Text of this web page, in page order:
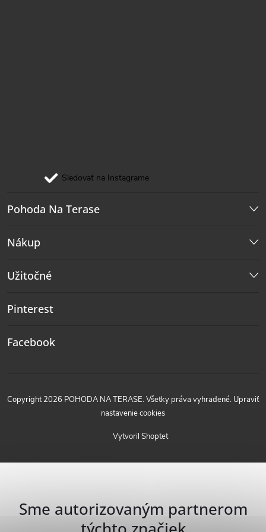
Sledovať na Instagrame
Pohoda Na Terase
Nákup
Užitočné
Pinterest
Facebook
Vytvoril Shoptet
Copyright 2026 POHODA NA TERASE. Všetky práva vyhradené. Upraviť
nastavenie cookies
Sme autorizovaným partnerom